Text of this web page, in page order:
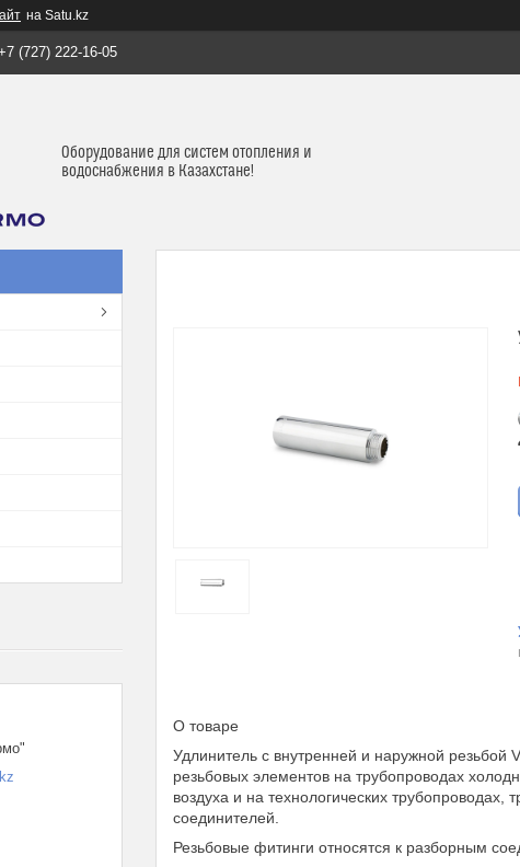
на Satu.kz
(727) 222-16-05
Оборудование для систем отопления и
водоснабжения в Казахстане!
О товаре
Удлинитель с внутренней и наружной резьбой
резьбовых элементов на трубопроводах
воздуха и на технологических
соединителей.
Резьбовые фитинги относятся к разборным